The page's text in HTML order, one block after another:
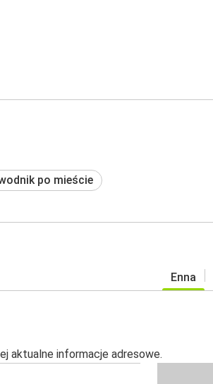
po mieście
Enna
aktualne informacje adresowe.